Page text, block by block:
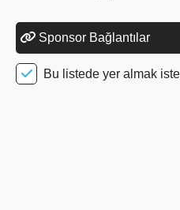
Sponsor Bağlantılar
Bu listede yer almak